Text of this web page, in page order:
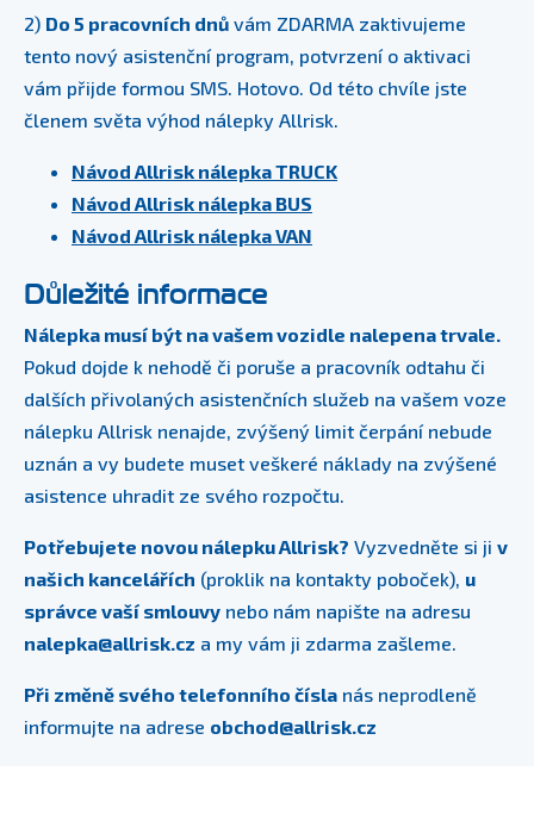
2) Do 5 pracovních dnů vám ZDARMA zaktivujeme
tento nový asistenční program, potvrzení o aktivaci
vám přijde formou SMS. Hotovo. Od této chvíle jste
členem světa výhod nálepky Allrisk.
Návod Allrisk nálepka TRUCK
Návod Allrisk nálepka BUS
Návod Allrisk nálepka VAN
Důležité informace
Nálepka musí být na vašem vozidle nalepena trvale.
Pokud dojde k nehodě či poruše a pracovník odtahu či
dalších přivolaných asistenčních služeb na vašem voze
nálepku Allrisk nenajde, zvýšený limit čerpání nebude
uznán a vy budete muset veškeré náklady na zvýšené
asistence uhradit ze svého rozpočtu.
Potřebujete novou nálepku Allrisk? Vyzvedněte si ji v
našich kancelářích (proklik na kontakty poboček), u
správce vaší smlouvy nebo nám napište na adresu
nalepka@allrisk.cz a my vám ji zdarma zašleme.
Při změně svého telefonního čísla nás neprodleně
informujte na adrese obchod@allrisk.cz